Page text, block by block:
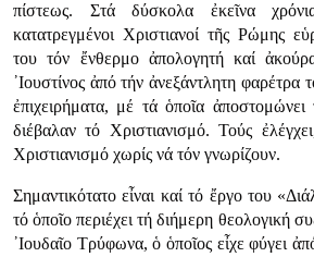
πίστεως. Στά δύσκολα ἐκεῖνα
κατατρεγμένοι Χριστιανοί τῆς Ρώμης
του τόν ἔνθερμο ἀπολογητή καί
᾿Ιουστίνος ἀπό τήν ἀνεξάντλητη φαρέτρα
ἐπιχειρήματα, μέ τά ὁποῖα
διέβαλαν τό Χριστιανισμό. Τούς
Χριστιανισμό χωρίς νά τόν γνωρίζουν.
Σημαντικότατο εἶναι καί τό ἔργο του
τό ὁποῖο περιέχει τή διήμερη θεολογική
᾿Ιουδαῖο Τρύφωνα, ὁ ὁποῖος εἶχε φύγει